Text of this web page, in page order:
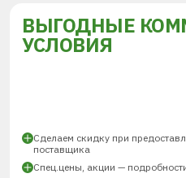
ВЫГОДНЫЕ
УСЛОВИЯ
Сделаем скидку при
поставщика
Спец.цены, акции —